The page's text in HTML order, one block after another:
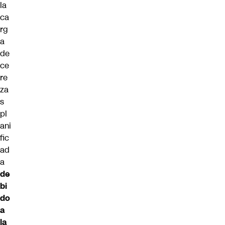
la
ca
rg
a
de
ce
re
za
s
pl
ani
fic
ad
a
de
bi
do
a
la